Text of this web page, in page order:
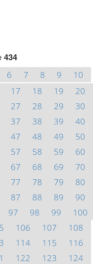
434
6 7 8 9
10
17 18 19
20
27 28 29
30
37 38 39
40
47 48 49
50
57 58 59
60
67 68 69
70
77 78 79
80
87 88 89
90
97 98 99
100
106 107
108
114 115
116
122 123
124